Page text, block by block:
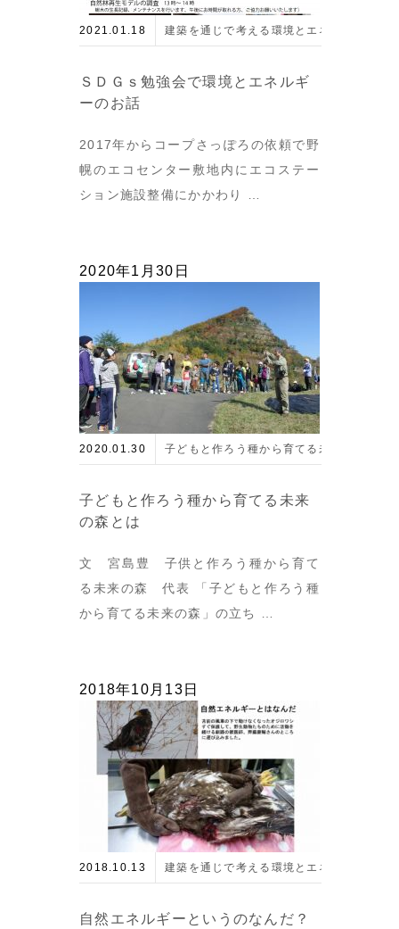
2021.01.18 建築を通じで考える環境とエネルギー
ＳＤＧｓ勉強会で環境とエネルギ
ーのお話
2017年からコープさっぽろの依頼で野
幌のエコセンター敷地内にエコステー
ション施設整備にかかわり …
2020年1月30日
2020.01.30 子どもと作ろう種から育てる未来の森
子どもと作ろう種から育てる未来
の森とは
文 宮島豊 子供と作ろう種から育て
る未来の森 代表 「子どもと作ろう種
から育てる未来の森」の立ち …
2018年10月13日
2018.10.13 建築を通じで考える環境とエネルギー
自然エネルギーというのなんだ？